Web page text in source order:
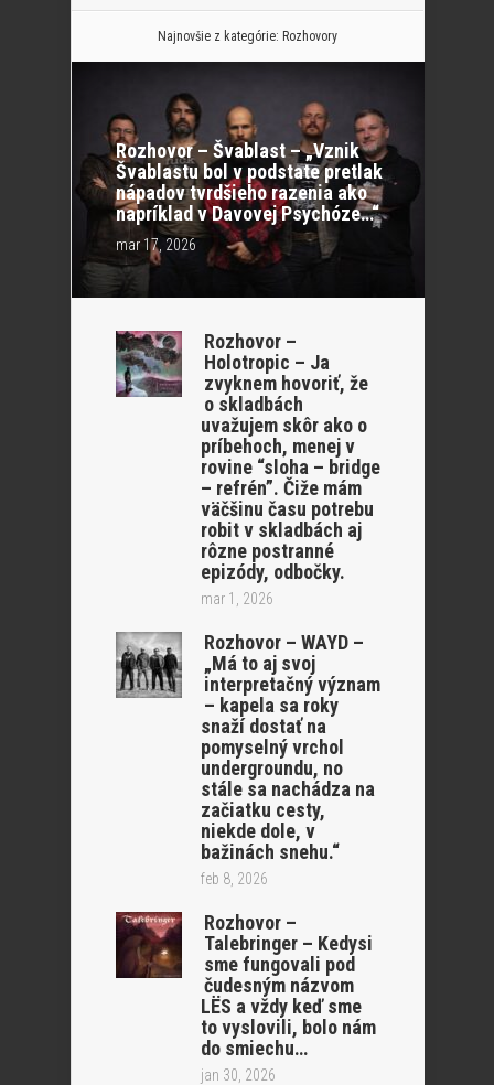
Najnovšie z kategórie: Rozhovory
Rozhovor – Švablast – „Vznik
Švablastu bol v podstate pretlak
nápadov tvrdšieho razenia ako
napríklad v Davovej Psychóze…“
mar 17, 2026
Rozhovor –
Holotropic – Ja
zvyknem hovoriť, že
o skladbách
uvažujem skôr ako o
príbehoch, menej v
rovine “sloha – bridge
– refrén”. Čiže mám
väčšinu času potrebu
robit v skladbách aj
rôzne postranné
epizódy, odbočky.
mar 1, 2026
Rozhovor – WAYD –
„Má to aj svoj
interpretačný význam
– kapela sa roky
snaží dostať na
pomyselný vrchol
undergroundu, no
stále sa nachádza na
začiatku cesty,
niekde dole, v
bažinách snehu.“
feb 8, 2026
Rozhovor –
Talebringer – Kedysi
sme fungovali pod
čudesným názvom
LËS a vždy keď sme
to vyslovili, bolo nám
do smiechu…
jan 30, 2026